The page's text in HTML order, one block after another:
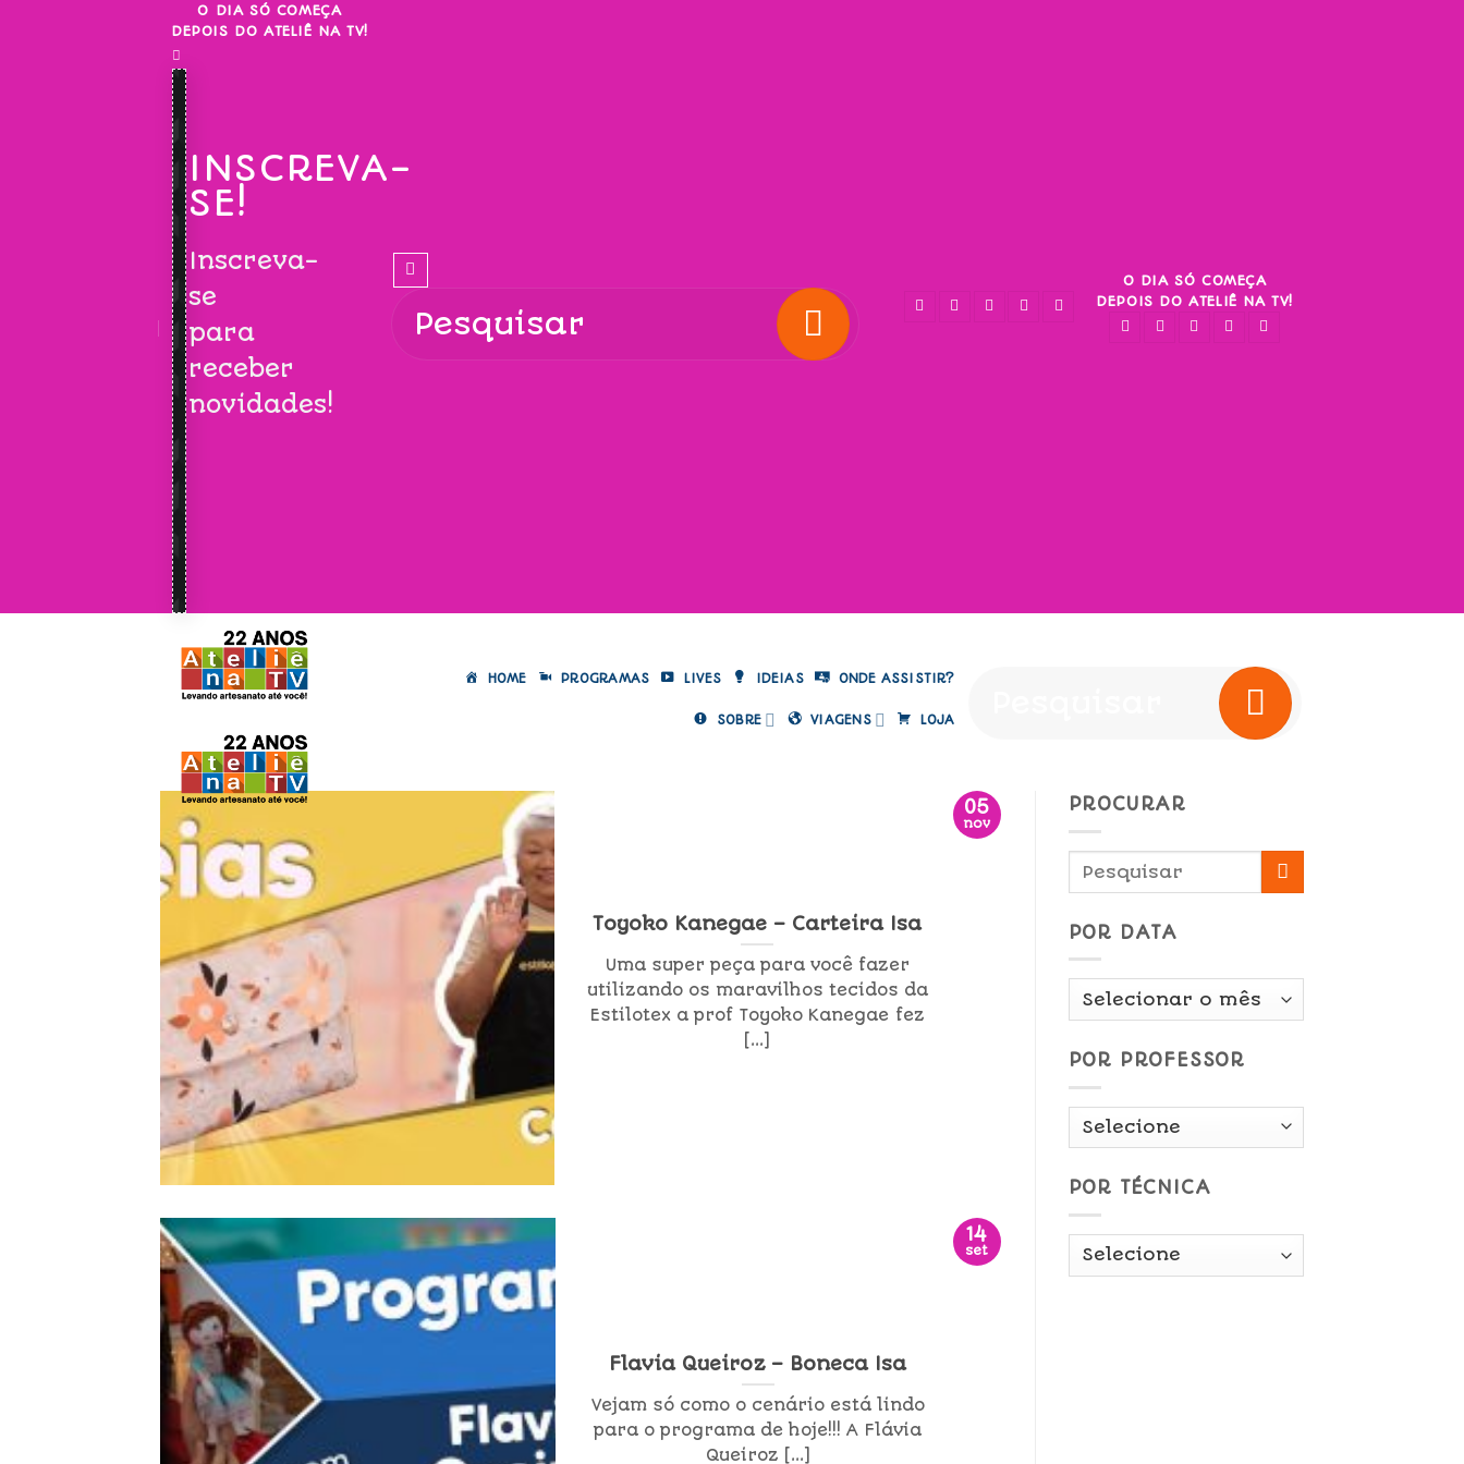
O DIA SÓ COMEÇA
DEPOIS DO ATELIÊ NA TV!
INSCREVA-
SE!
Inscreva-
se
para
receber
novidades!
O DIA SÓ COMEÇA
DEPOIS DO ATELIÊ NA TV!
HOME PROGRAMAS LIVES IDEIAS ONDE ASSISTIR?
SOBRE VIAGENS LOJA
Toyoko Kanegae – Carteira Isa
Uma super peça para você fazer
utilizando os maravilhos tecidos da
Estilotex a prof Toyoko Kanegae fez
[...]
05
nov
Flavia Queiroz – Boneca Isa
Vejam só como o cenário está lindo
para o programa de hoje!!! A Flávia
Queiroz [...]
14
set
PROCURAR
POR DATA
Por
POR PROFESSOR
POR TÉCNICA